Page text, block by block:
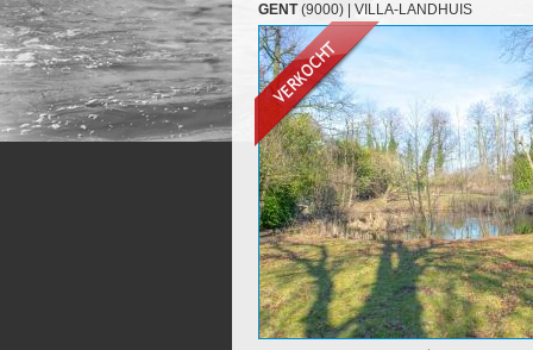
GENT(9000) | VILLA-LANDHUIS